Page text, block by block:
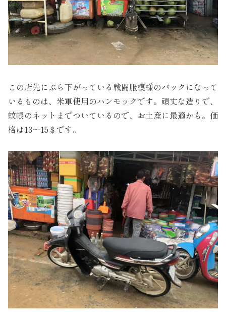
この店先にぶら下がっている戦闘服模様のバックになって
いるものは、米軍使用のハンモックです。頑丈な造りで、
蚊帳のネットまでついているので、お土産に最適かも。価
格は13～15＄です。